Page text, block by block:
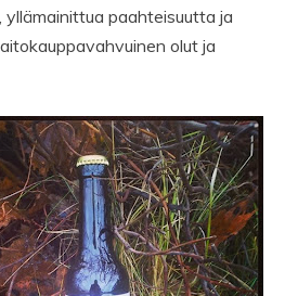
yllämainittua paahteisuutta ja
olut ja